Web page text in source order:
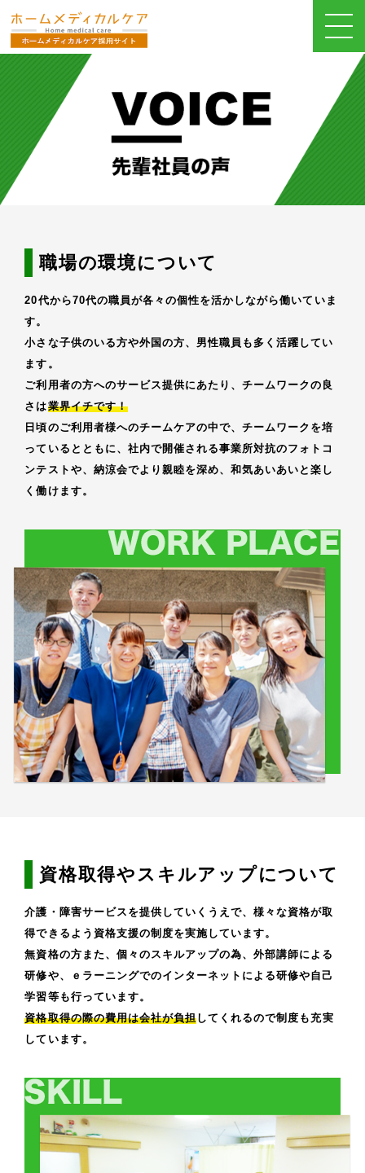
職場の環境について
20代から70代の職員が各々の個性を活かしながら働いていま
す。
小さな子供のいる方や外国の方、男性職員も多く活躍してい
ます。
ご利用者の方へのサービス提供にあたり、チームワークの良
さは業界イチです！
日頃のご利用者様へのチームケアの中で、チームワークを培
っているとともに、社内で開催される事業所対抗のフォトコ
ンテストや、納涼会でより親睦を深め、和気あいあいと楽し
く働けます。
資格取得やスキルアップについて
介護・障害サービスを提供していくうえで、様々な資格が取
得できるよう資格支援の制度を実施しています。
無資格の方また、個々のスキルアップの為、外部講師による
研修や、ｅラーニングでのインターネットによる研修や自己
学習等も行っています。
資格取得の際の費用は会社が負担してくれるので制度も充実
しています。